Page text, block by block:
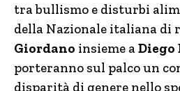
tra bullismo e disturbi
della Nazionale italiana di
Giordano insieme aDiego
porteranno sul palco un
disparità di genere nello